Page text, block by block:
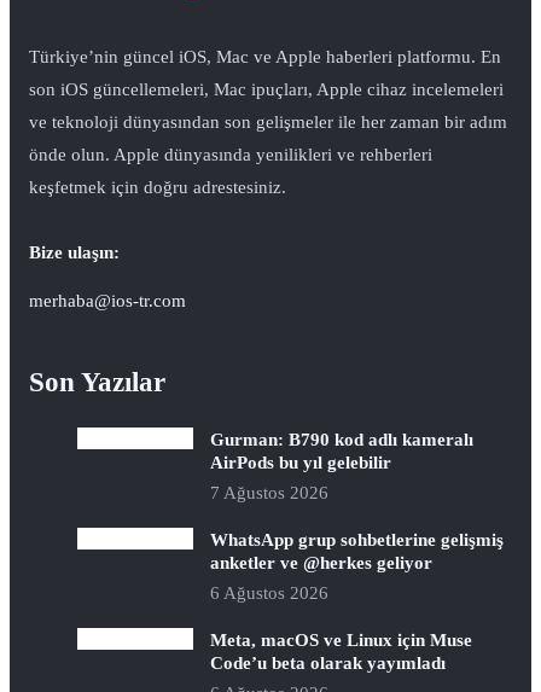
Türkiye’nin güncel iOS, Mac ve Apple haberleri platformu. En
son iOS güncellemeleri, Mac ipuçları, Apple cihaz incelemeleri
ve teknoloji dünyasından son gelişmeler ile her zaman bir adım
önde olun. Apple dünyasında yenilikleri ve rehberleri
keşfetmek için doğru adrestesiniz.
Bize ulaşın:
merhaba@ios-tr.com
Son Yazılar
Gurman: B790 kod adlı kameralı
AirPods bu yıl gelebilir
7 Ağustos 2026
WhatsApp grup sohbetlerine gelişmiş
anketler ve @herkes geliyor
6 Ağustos 2026
Meta, macOS ve Linux için Muse
Code’u beta olarak yayımladı